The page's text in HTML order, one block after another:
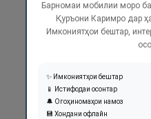
Барномаи мобилии моро
Қуръони Каримро дар
Имкониятҳои бештар,
✨ Имкониятҳои бештар
📱 Истифодаи осонтар
🔔 Огоҳиномаҳои намоз
💾 Хондани офлайн